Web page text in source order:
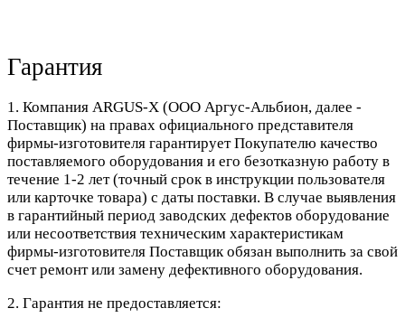
Гарантия
1. Компания ARGUS-X (ООО Аргус-Альбион, далее -
Поставщик) на правах официального представителя
фирмы-изготовителя гарантирует Покупателю качество
поставляемого оборудования и его безотказную работу в
течение 1-2 лет (точный срок в инструкции пользователя
или карточке товара) с даты поставки. В случае выявления
в гарантийный период заводских дефектов оборудование
или несоответствия техническим характеристикам
фирмы-изготовителя Поставщик обязан выполнить за свой
счет ремонт или замену дефективного оборудования.
2. Гарантия не предоставляется: